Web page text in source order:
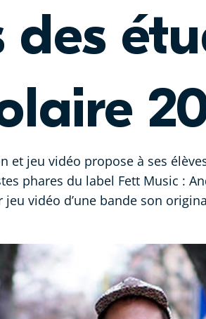
des
et jeu vidéo propose à ses
phares du label Fett Music :
vidéo d’une bande son